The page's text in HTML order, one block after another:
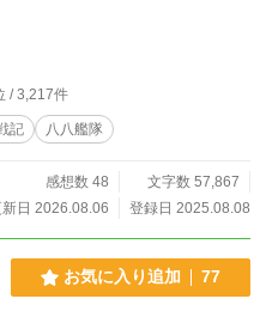
/ 3,217件
記 八八艦隊
感想数 48
文字数 57,867
日 2026.08.06
登録日 2025.08.08
お気に入り追加 77